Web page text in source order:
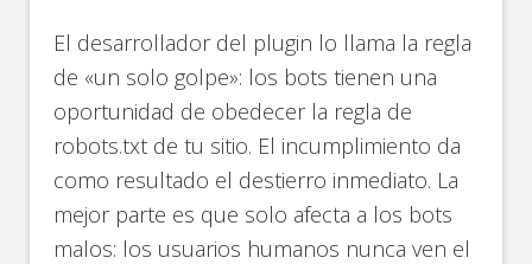
El desarrollador del plugin lo llama la regla
de «un solo golpe»: los bots tienen una
oportunidad de obedecer la regla de
robots.txt de tu sitio. El incumplimiento da
como resultado el destierro inmediato. La
mejor parte es que solo afecta a los bots
malos: los usuarios humanos nunca ven el